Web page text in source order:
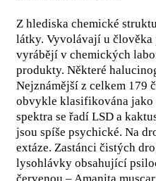
Z hlediska chemické
látky. Vyvolávají u člověka
vyrábějí v chemických
produkty. Některé
Nejznámější z celkem 179
obvykle klasifikována jako
spektra se řadí LSD a
jsou spíše psychické. Na
extáze. Zastánci čistých
lysohlávky obsahující